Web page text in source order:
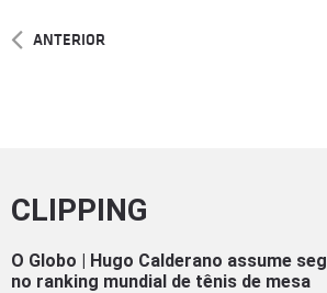
ANTERIOR
CLIPPING
O Globo | Hugo Calderano assume
no ranking mundial de tênis de mesa